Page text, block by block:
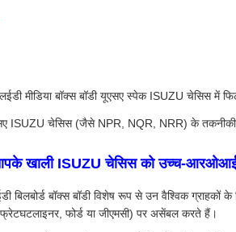
मीडिया बॉक्स बॉडी यूएसए स्पेक ISUZU चेसिस में
ISUZU चेसिस (जैसे NPR, NQR, NRR) के तकनीकी
खाली ISUZU चेसिस को उच्च-आरओआई
बिलबोर्ड बॉक्स बॉडी विशेष रूप से उन वैश्विक
फोर्ड या जीएमसी) पर असेंबल करते हैं।